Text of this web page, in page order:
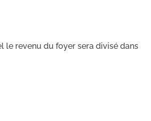
le revenu du foyer sera divisé dans